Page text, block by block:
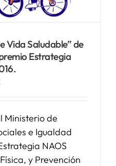
Vida Saludable” de
Estrategia
Ministerio de
e Igualdad
NAOS
y Prevención